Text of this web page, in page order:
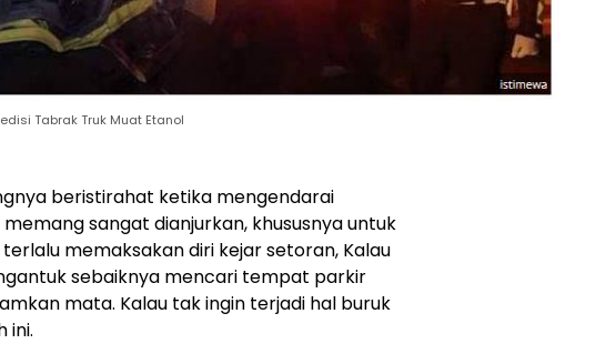
Tabrak Truk Muat Etanol
beristirahat ketika mengendarai
sangat dianjurkan, khususnya untuk
memaksakan diri kejar setoran, Kalau
sebaiknya mencari tempat parkir
mata. Kalau tak ingin terjadi hal buruk
ini.